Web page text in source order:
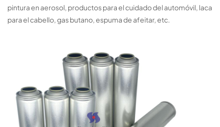
pintura en aerosol, productos para el cuidado del automóvil, laca
para el cabello, gas butano, espuma de afeitar, etc.